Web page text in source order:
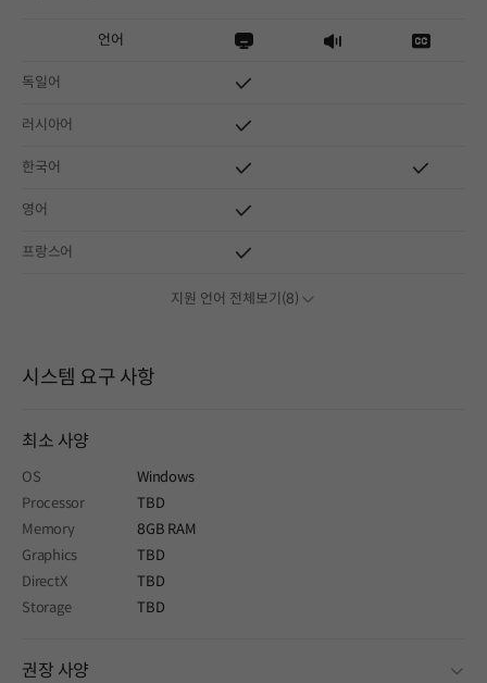
언어
독일어
러시아어
한국어
영어
프랑스어
지원 언어 전체보기(8)
시스템 요구 사항
최소 사양
OS
Windows
Processor
TBD
Memory
8GB RAM
Graphics
TBD
DirectX
TBD
Storage
TBD
권장 사양